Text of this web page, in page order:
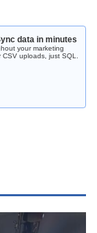
data in minutes
your marketing
uploads, just SQL.